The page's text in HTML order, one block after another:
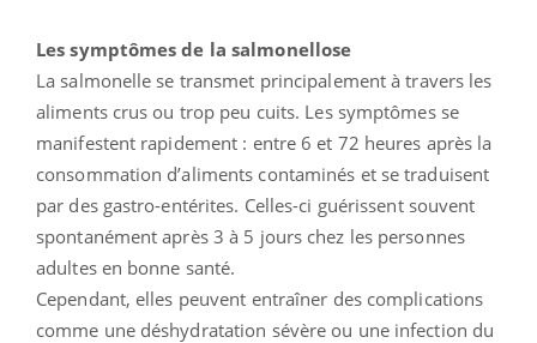
Les symptômes de la salmonellose
La salmonelle se transmet principalement à travers les
aliments crus ou trop peu cuits. Les symptômes se
manifestent rapidement : entre 6 et 72 heures après la
consommation d’aliments contaminés et se traduisent
par des gastro-entérites. Celles-ci guérissent souvent
spontanément après 3 à 5 jours chez les personnes
adultes en bonne santé.
Cependant, elles peuvent entraîner des complications
comme une déshydratation sévère ou une infection du